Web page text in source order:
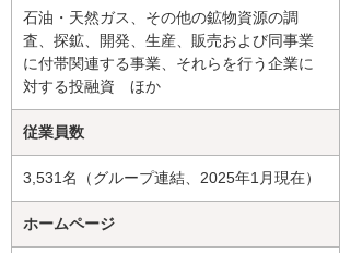
石油・天然ガス、その他の鉱物資源の調
査、探鉱、開発、生産、販売および同事業
に付帯関連する事業、それらを行う企業に
対する投融資 ほか
従業員数
3,531名（グループ連結、2025年1月現在）
ホームページ